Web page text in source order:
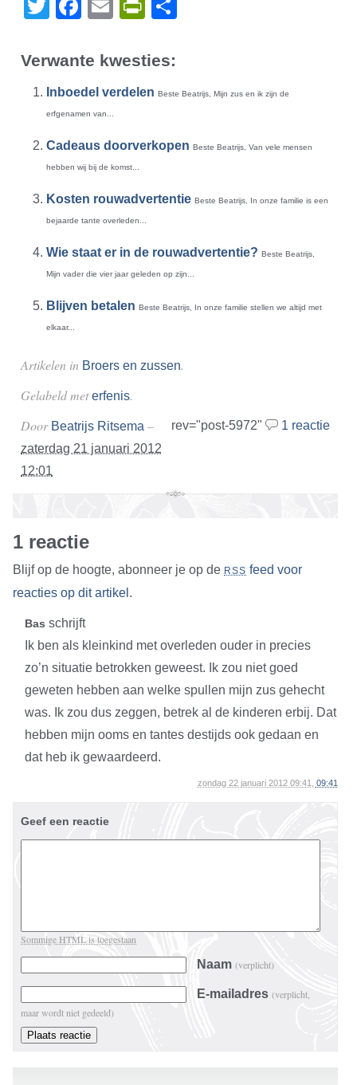
TwitterFacebook
EmailPrintFriendly
Verwante kwesties:
Inboedel verdelen Beste Beatrijs, Mijn zus en ik zijn de
erfgenamen van...
Cadeaus doorverkopen Beste Beatrijs, Van vele mensen
hebben wij bij de komst...
Kosten rouwadvertentie Beste Beatrijs, In onze familie is een
bejaarde tante overleden...
Wie staat er in de rouwadvertentie? Beste Beatrijs,
Mijn vader die vier jaar geleden op zijn...
Blijven betalen Beste Beatrijs, In onze familie stellen we altijd met
elkaar...
Artikelen in Broers en zussen.
Gelabeld meterfenis.
rev="post-5972" 1 reactie
Door Beatrijs Ritsema –
zaterdag 21 januari 2012
12:01
1 reactie
Blijf op de hoogte, abonneer je op de RSS feed voor
reacties op dit artikel .
Bas schrijft
Ik ben als kleinkind met overleden ouder in precies
zo’n situatie betrokken geweest. Ik zou niet goed
geweten hebben aan welke spullen mijn zus gehecht
was. Ik zou dus zeggen, betrek al de kinderen erbij. Dat
hebben mijn ooms en tantes destijds ook gedaan en
dat heb ik gewaardeerd.
zondag 22 januari 2012 09:41, 09:41
Geef een reactie
Sommige HTML is toegestaan
Naam (verplicht)
E-mailadres (verplicht,
maar wordt niet gedeeld)